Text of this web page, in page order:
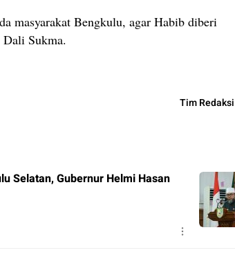
masyarakat Bengkulu, agar Habib diberi
Dali Sukma.
Tim Redaksi
Selatan, Gubernur Helmi Hasan